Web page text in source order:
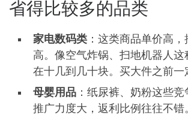
省得比较多的品类
家电数码类 ：这类商品单价高
高。像空气炸锅、扫地机器人这
在十几到几十块。买大件之前一
母婴用品 ：纸尿裤、奶粉这些
推广力度大，返利比例往往不错